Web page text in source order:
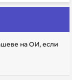
на ОИ, если